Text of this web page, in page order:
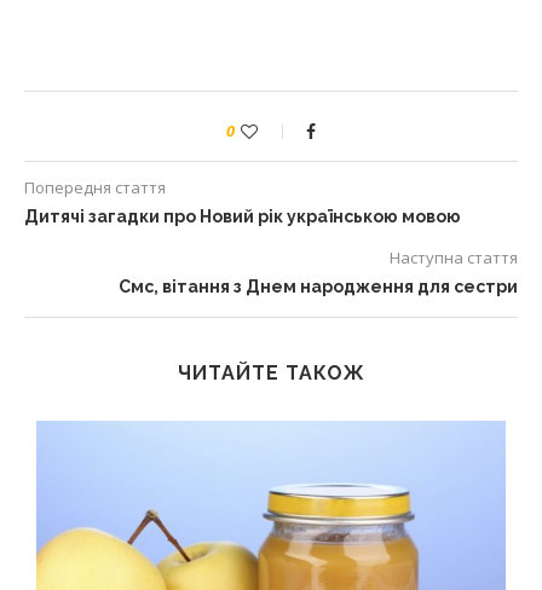
0
Попередня стаття
Дитячі загадки про Новий рік українською мовою
Наступна стаття
Смс, вітання з Днем народження для сестри
ЧИТАЙТЕ ТАКОЖ